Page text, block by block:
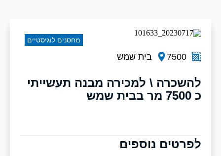
7500 בית שמש
להשכרה \ למכירה מבנה תעשייתי
כ 7500 מר בבית שמש
לפרטים נוספים
מחסנים לוגיסטיים